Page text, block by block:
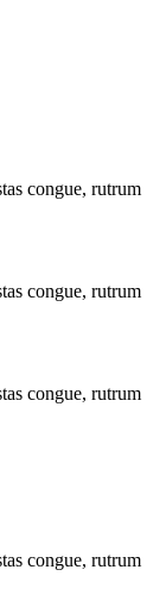
congue, rutrum
congue, rutrum
congue, rutrum
congue, rutrum